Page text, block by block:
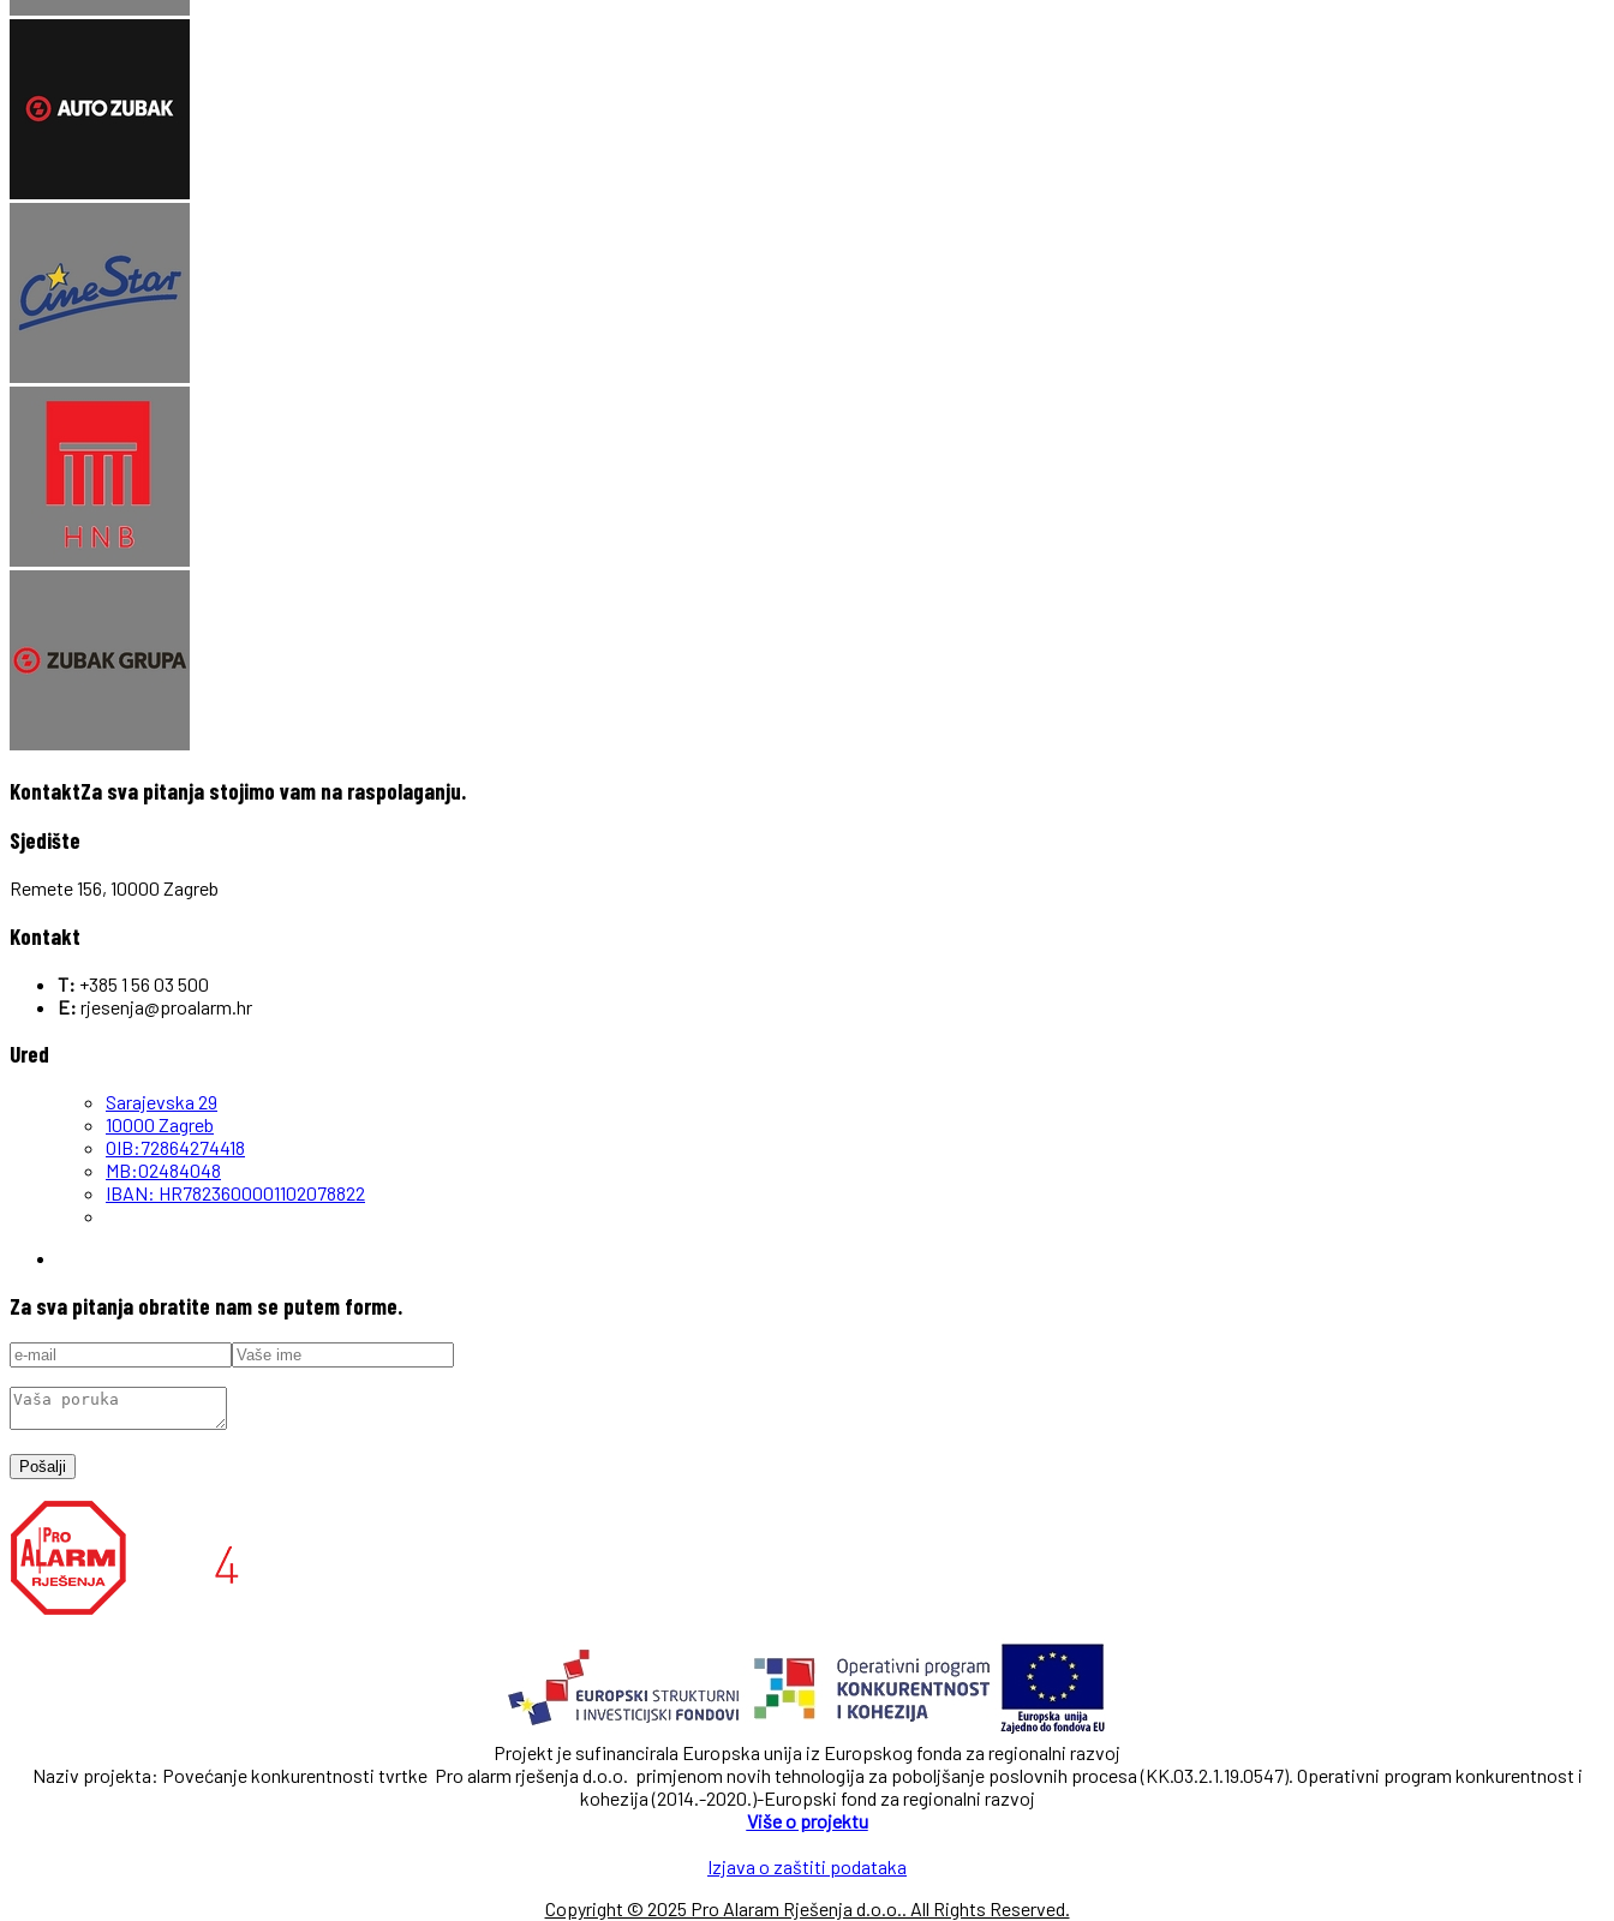
KontaktZa sva pitanja stojimo vam na raspolaganju.
Sjedište
Remete 156, 10000 Zagreb
Kontakt
T: +385 1 56 03 500
E: rjesenja@proalarm.hr
Ured
Sarajevska 29
10000 Zagreb
OIB:72864274418
MB:02484048
IBAN: HR7823600001102078822
Za sva pitanja obratite nam se putem forme.
Projekt je sufinancirala Europska unija iz Europskog fonda za regionalni razvoj
Naziv projekta: Povećanje konkurentnosti tvrtke Pro alarm rješenja d.o.o. primjenom novih tehnologija za poboljšanje poslovnih procesa (KK.03.2.1.19.0547). Operativni program konkurentnost i
kohezija (2014.-2020.)-Europski fond za regionalni razvoj
Više o projektu
Izjava o zaštiti podataka
Copyright © 2025 Pro Alaram Rješenja d.o.o.. All Rights Reserved.